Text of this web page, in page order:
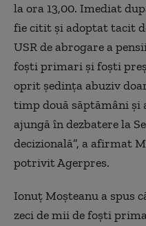
la ora 13,00. Imediat
fie citit şi adoptat tacit
USR de abrogare a
foşti primari şi foşti
oprit şedinţa abuziv
timp două săptămâni şi
ajungă în dezbatere la
decizională”, a afirmat
potrivit Agerpres.
Ionuţ Moşteanu a spus
zeci de mii de foşti